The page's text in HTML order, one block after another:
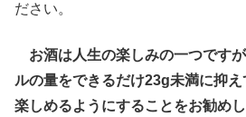
ださい。
お酒は人生の楽しみの一つです
ルの量をできるだけ23g未満に抑え
楽しめるようにすることをお勧めし